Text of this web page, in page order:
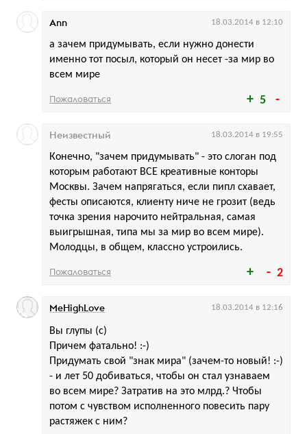
5
а зачем придумывать, если нужно донести
именно тот посыл, который он несет -за мир во
всем мире
Ann 18.03.2014 в 12:10
Пожаловаться
2
Конечно, "зачем придумывать" - это слоган под
которым работают ВСЕ креативные конторы
Москвы. Зачем напрягаться, если пипл схавает,
фесты описаются, клиенту ниче не грозит (ведь
точка зрения нарочито нейтральная, самая
выигрышная, типа мы за мир во всем мире).
Молодцы, в общем, классно устроились.
Неизвестный 18.03.2014 в 19:55
Пожаловаться
Вы глупы (с)
Причем фатально! :-)
Придумать свой "знак мира" (зачем-то новый! :-)
- и лет 50 добиваться, чтобы он стал узнаваем
во всем мире? Затратив на это млрд.? Чтобы
потом с чувством исполненного повесить пару
растяжек с ним?
MeHighLove 18.03.2014 в 12:16